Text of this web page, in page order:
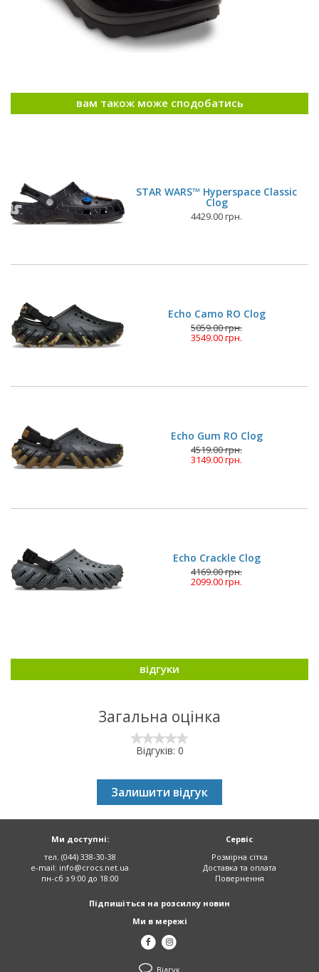
вам також може сподобатись
STAR WARS™ Hyperspace Classic
Clog
4429.00 грн.
Echo Camo RO Clog
5059.00 грн.
3549.00 грн.
Echo Gum RO Clog
4519.00 грн.
3149.00 грн.
Echo Crackle Clog
4169.00 грн.
2099.00 грн.
відгуки
Загальна оцінка
Відгуків: 0
Залишити відгук
Сервіс
Розмірна сітка
Доставка та оплата
Повернення
Ми доступні:
тел. (044) 338-30-38
e-mail: info@crocs.net.ua
пн-сб з 9:00 до 18:00
Підпишіться на розсилку новин
Ми в мережі
Відгук